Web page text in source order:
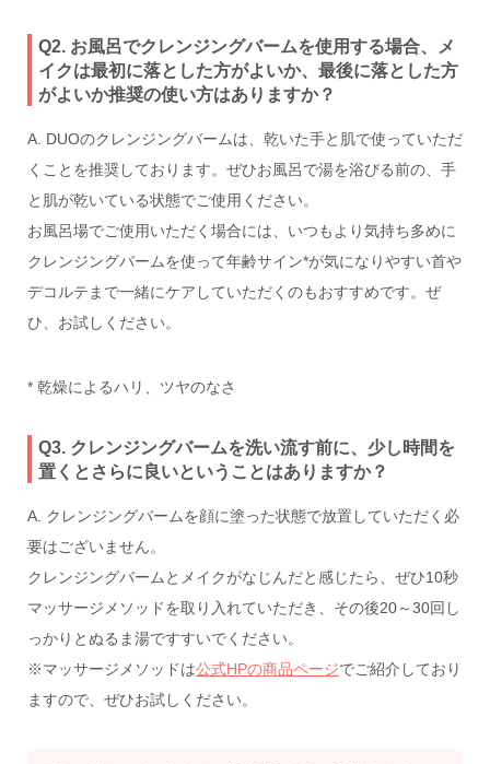
Q2. お風呂でクレンジングバームを使用する場合、メ
イクは最初に落とした方がよいか、最後に落とした方
がよいか推奨の使い方はありますか？
A. DUOのクレンジングバームは、乾いた手と肌で使っていただ
くことを推奨しております。ぜひお風呂で湯を浴びる前の、手
と肌が乾いている状態でご使用ください。
お風呂場でご使用いただく場合には、いつもより気持ち多めに
クレンジングバームを使って年齢サイン*が気になりやすい首や
デコルテまで一緒にケアしていただくのもおすすめです。ぜ
ひ、お試しください。
* 乾燥によるハリ、ツヤのなさ
Q3. クレンジングバームを洗い流す前に、少し時間を
置くとさらに良いということはありますか？
A. クレンジングバームを顔に塗った状態で放置していただく必
要はございません。
クレンジングバームとメイクがなじんだと感じたら、ぜひ10秒
マッサージメソッドを取り入れていただき、その後20～30回し
っかりとぬるま湯ですすいでください。
※マッサージメソッドは公式HPの商品ページでご紹介しており
ますので、ぜひお試しください。